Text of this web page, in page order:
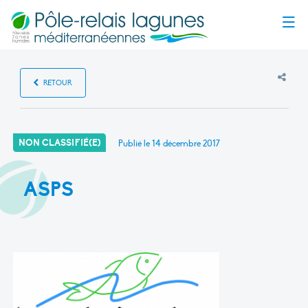
RETOUR
NON CLASSIFIÉ(E) Publié le14 décembre 2017
ASPS